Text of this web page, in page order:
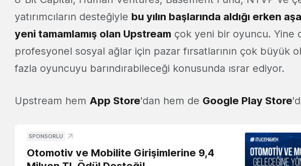
yatırımcıların desteğiyle bu yılın başlarında aldığı erken
yeni tamamlamış olan Upstream çok yeni bir oyuncu. Yine
profesyonel sosyal ağlar için pazar fırsatlarının çok büyük
fazla oyuncuyu barındırabileceği konusunda ısrar ediyor.
Upstream hem App Store'dan hem de Google Play Store
SPONSORLU
Otomotiv ve Mobilite Girişimlerine 9,4